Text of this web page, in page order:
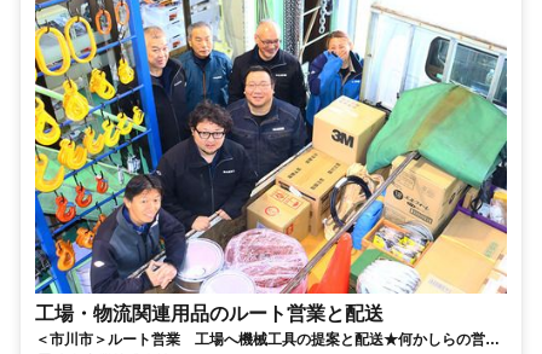
工場・物流関連用品のルート営業と配送
＜市川市＞ルート営業 工場へ機械工具の提案と配送★何かしらの営業